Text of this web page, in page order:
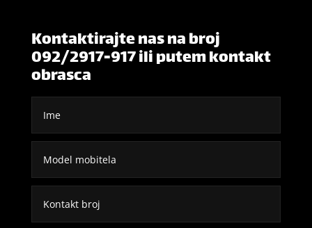
Kontaktirajte nas na broj
092/2917-917 ili putem kontakt
obrasca